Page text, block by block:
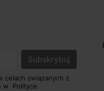
celach związanych z
w Polityce